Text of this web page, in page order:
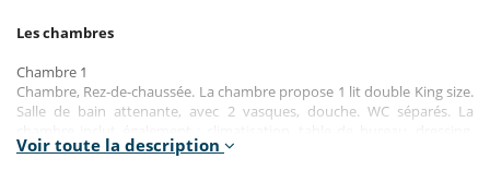
Les chambres
Chambre 1
Chambre, Rez-de-chaussée. La chambre propose 1 lit double King size.
Salle de bain attenante, avec 2 vasques, douche. WC séparés. La
balcon privé.
Voir toute la description